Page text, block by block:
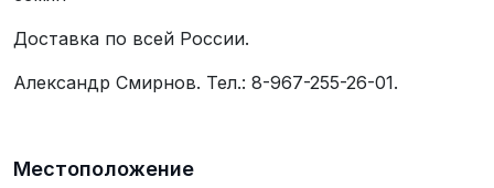
Доставка по всей России.
Александр Смирнов. Тел.: 8-967-255-26-01.
Местоположение